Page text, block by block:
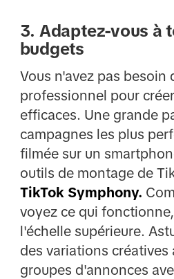
3. Adaptez-vous à
budgets
Vous n'avez pas besoin
professionnel pour
efficaces. Une grande
campagnes les plus
filmée sur un
outils de montage de
TikTok Symphony.
voyez ce qui
l'échelle supérieure.
des variations créatives
groupes d'annonces